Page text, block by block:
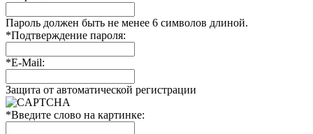
Пароль должен быть не менее 6 символов длиной.
*Подтверждение пароля:
*E-Mail:
Защита от автоматической регистрации
*Введите слово на картинке: